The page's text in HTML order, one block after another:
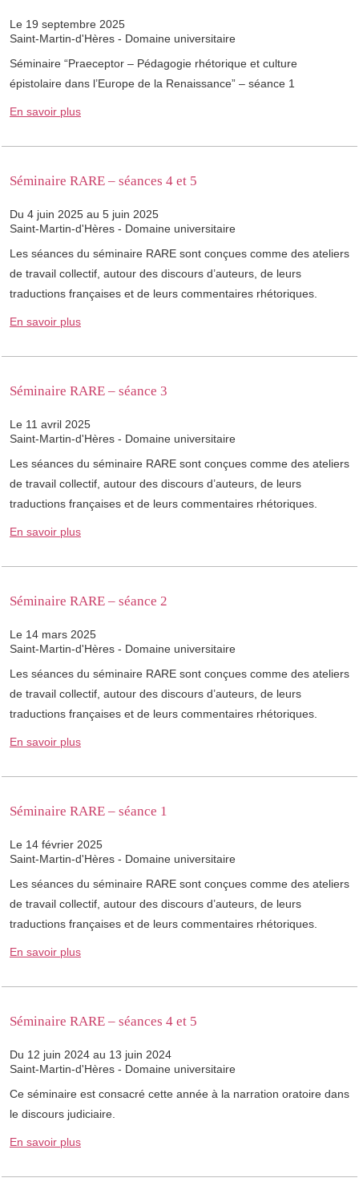
Le 19 septembre 2025
Saint-Martin-d'Hères - Domaine universitaire
Séminaire “Praeceptor – Pédagogie rhétorique et culture
épistolaire dans l’Europe de la Renaissance” – séance 1
En savoir plus
Séminaire RARE – séances 4 et 5
Du 4 juin 2025 au 5 juin 2025
Saint-Martin-d'Hères - Domaine universitaire
Les séances du séminaire RARE sont conçues comme des ateliers
de travail collectif, autour des discours d’auteurs, de leurs
traductions françaises et de leurs commentaires rhétoriques.
En savoir plus
Séminaire RARE – séance 3
Le 11 avril 2025
Saint-Martin-d'Hères - Domaine universitaire
Les séances du séminaire RARE sont conçues comme des ateliers
de travail collectif, autour des discours d’auteurs, de leurs
traductions françaises et de leurs commentaires rhétoriques.
En savoir plus
Séminaire RARE – séance 2
Le 14 mars 2025
Saint-Martin-d'Hères - Domaine universitaire
Les séances du séminaire RARE sont conçues comme des ateliers
de travail collectif, autour des discours d’auteurs, de leurs
traductions françaises et de leurs commentaires rhétoriques.
En savoir plus
Séminaire RARE – séance 1
Le 14 février 2025
Saint-Martin-d'Hères - Domaine universitaire
Les séances du séminaire RARE sont conçues comme des ateliers
de travail collectif, autour des discours d’auteurs, de leurs
traductions françaises et de leurs commentaires rhétoriques.
En savoir plus
Séminaire RARE – séances 4 et 5
Du 12 juin 2024 au 13 juin 2024
Saint-Martin-d'Hères - Domaine universitaire
Ce séminaire est consacré cette année à la narration oratoire dans
le discours judiciaire.
En savoir plus